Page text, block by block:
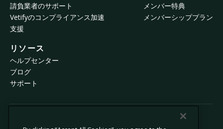
請負業者のサポート
Vetifyのコンプライアンス加速
支援
メンバー特典
メンバーシッププラン
リソース
ヘルプセンター
ブログ
サポート
© 2026 Avetta, LLC All rights reserved.